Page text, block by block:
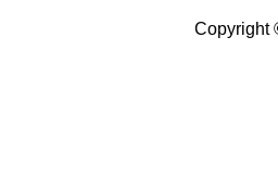
Copyright